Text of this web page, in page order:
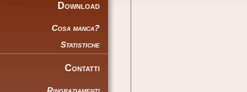
Download
Cosa manca?
Statistiche
Contatti